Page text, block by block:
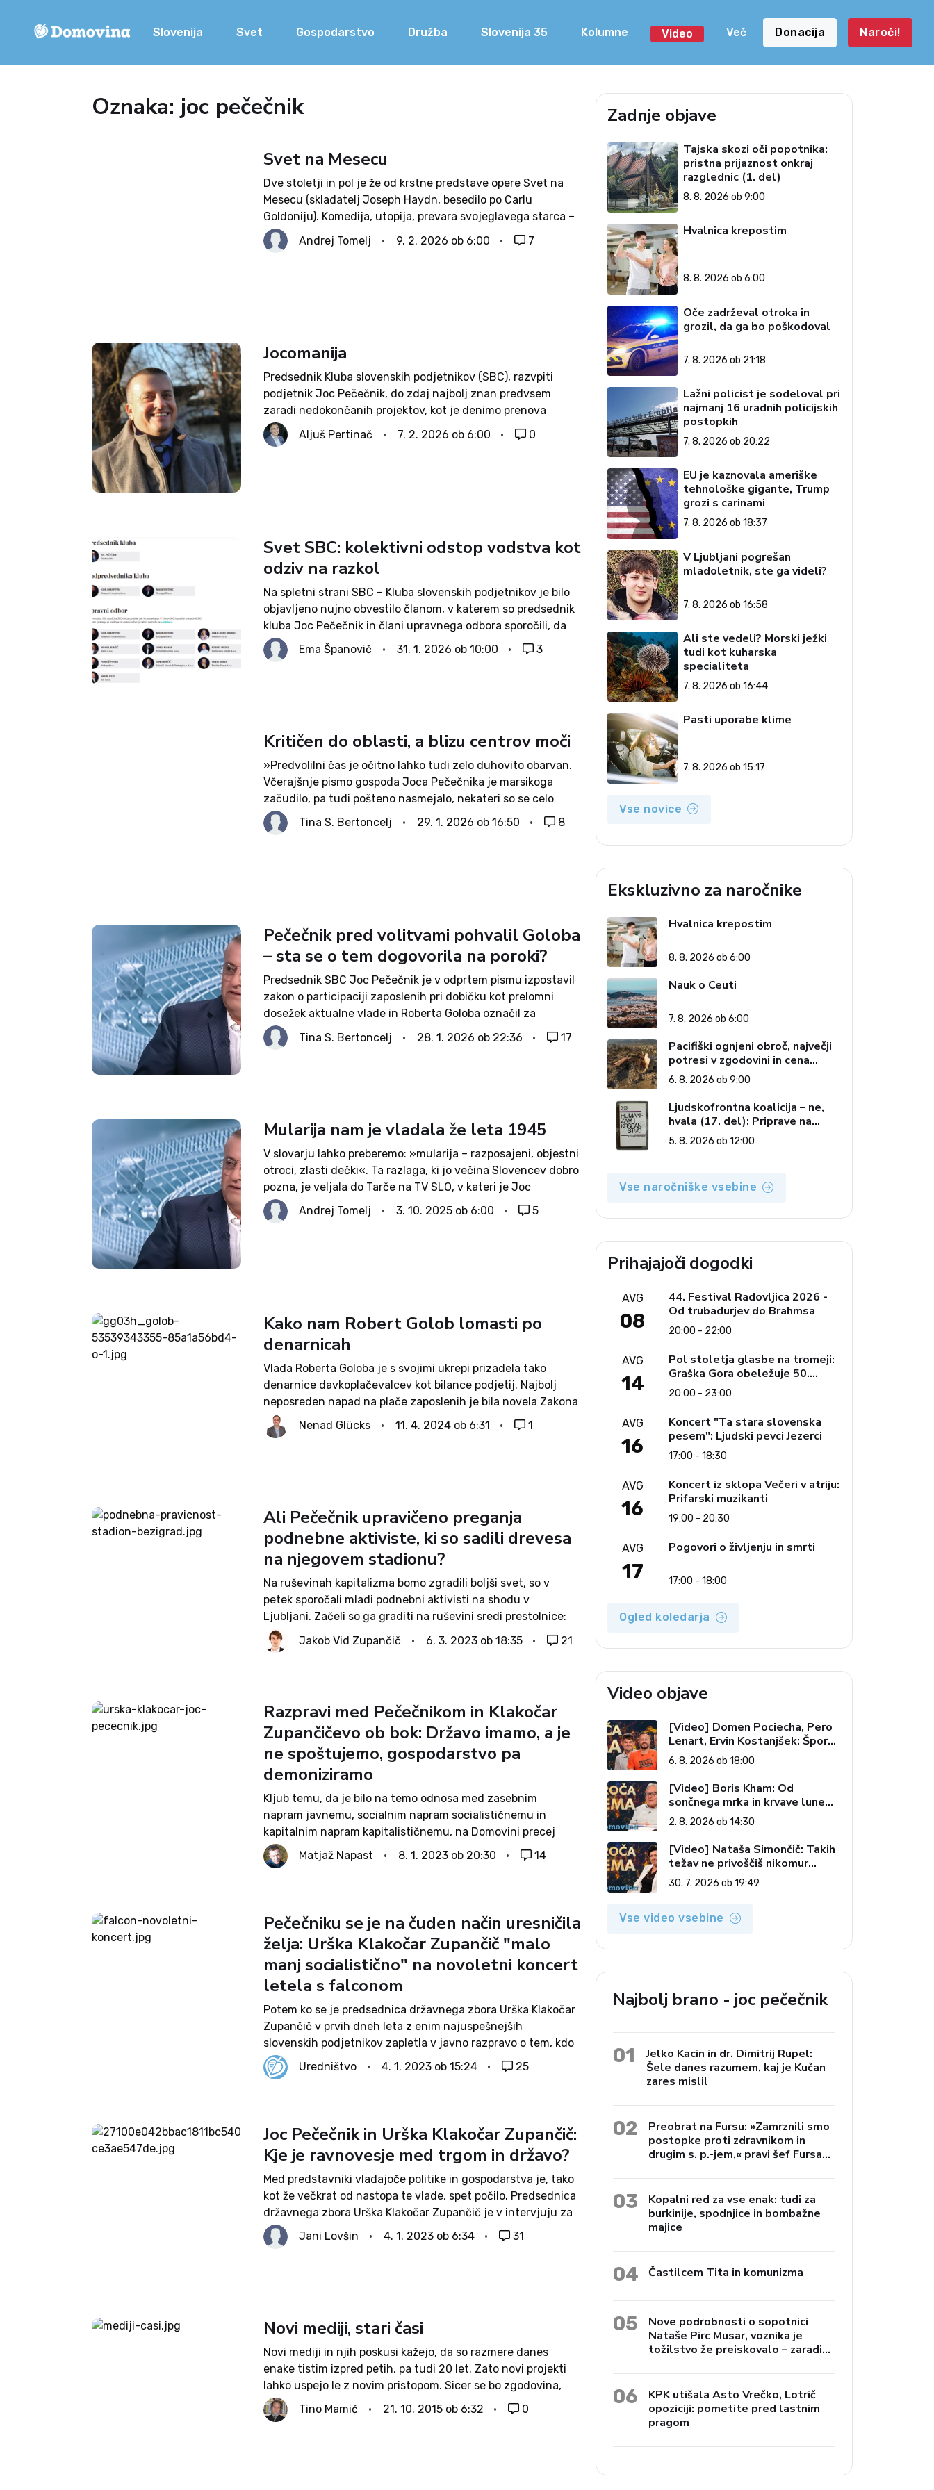
Slovenija Svet Gospodarstvo Družba Slovenija 35 Kolumne Video Več Donacija Naroči!
Oznaka: joc pečečnik
Svet na Mesecu
Dve stoletji in pol je že od krstne predstave opere Svet na
Mesecu (skladatelj Joseph Haydn, besedilo po Carlu
Goldoniju). Komedija, utopija, prevara svojeglavega starca –
kaj drugega lahko pričakujemo od v Benetkah rojenega
komediografa? V ljubljanski Operi so prikupno...
Andrej Tomelj 9. 2. 2026 ob 6:00 7
Jocomanija
Predsednik Kluba slovenskih podjetnikov (SBC), razvpiti
podjetnik Joc Pečečnik, do zdaj najbolj znan predvsem
zaradi nedokončanih projektov, kot je denimo prenova
propadlega bežigrajskega nogometnega stadiona, je dvignil
nemalo prahu, ko je objavil javno pismo, v katerem je zapisal:
Aljuš Pertinač 7. 2. 2026 ob 6:00 0
Svet SBC: kolektivni odstop vodstva kot
odziv na razkol
Na spletni strani SBC – Kluba slovenskih podjetnikov je bilo
objavljeno nujno obvestilo članom, v katerem so predsednik
kluba Joc Pečečnik in člani upravnega odbora sporočili, da
so z današnjim dnem odstopili s svojih funkcij. Gre za eno
najresnejših kriz...
Ema Španovič 31. 1. 2026 ob 10:00 3
Kritičen do oblasti, a blizu centrov moči
»Predvolilni čas je očitno lahko tudi zelo duhovito obarvan.
Včerajšnje pismo gospoda Joca Pečečnika je marsikoga
začudilo, pa tudi pošteno nasmejalo, nekateri so se celo
spraševali, ali je pisanje morda prvoaprilska šala,« so zapisali
v Gospodarski zbornici Slovenije (GZS) in...
Tina S. Bertoncelj 29. 1. 2026 ob 16:50 8
Pečečnik pred volitvami pohvalil Goloba
– sta se o tem dogovorila na poroki?
Predsednik SBC Joc Pečečnik je v odprtem pismu izpostavil
zakon o participaciji zaposlenih pri dobičku kot prelomni
dosežek aktualne vlade in Roberta Goloba označil za
predsednika vlade, ki je na tem področju po dveh desetletjih
obljub končno naredil korak naprej....
Tina S. Bertoncelj 28. 1. 2026 ob 22:36 17
Mularija nam je vladala že leta 1945
V slovarju lahko preberemo: »mularija – razposajeni, objestni
otroci, zlasti dečki«. Ta razlaga, ki jo večina Slovencev dobro
pozna, je veljala do Tarče na TV SLO, v kateri je Joc
Pečečnik pomen besede razširil od razposajenih dečkov na
politike –...
Andrej Tomelj 3. 10. 2025 ob 6:00 5
Kako nam Robert Golob lomasti po
denarnicah
Vlada Roberta Goloba je s svojimi ukrepi prizadela tako
denarnice davkoplačevalcev kot bilance podjetij. Najbolj
neposreden napad na plače zaposlenih je bila novela Zakona
o dohodnini, ki jo je vladajoča koalicija sprejela konec leta
2022. Z njo je odpravila ureditev...
Nenad Glücks 11. 4. 2024 ob 6:31 1
Ali Pečečnik upravičeno preganja
podnebne aktiviste, ki so sadili drevesa
na njegovem stadionu?
Na ruševinah kapitalizma bomo zgradili boljši svet, so v
petek sporočali mladi podnebni aktivisti na shodu v
Ljubljani. Začeli so ga graditi na ruševini sredi prestolnice:
Plečnikovem stadionu, ki zaradi spora z bližnjimi stanovalci
glede sosednje parcele ter še nekaterih...
Jakob Vid Zupančič 6. 3. 2023 ob 18:35 21
Razpravi med Pečečnikom in Klakočar
Zupančičevo ob bok: Državo imamo, a je
ne spoštujemo, gospodarstvo pa
demoniziramo
Kljub temu, da je bilo na temo odnosa med zasebnim
napram javnemu, socialnim napram socialističnemu in
kapitalnim napram kapitalističnemu, na Domovini precej
zapisanega (nazadnje članek Janija Lovšina), ostaja
dejstvo, da se premalo poudarja bistvo slovenskega
Matjaž Napast 8. 1. 2023 ob 20:30 14
Pečečniku se je na čuden način uresničila
želja: Urška Klakočar Zupančič "malo
manj socialistično" na novoletni koncert
letela s falconom
Potem ko se je predsednica državnega zbora Urška Klakočar
Zupančič v prvih dneh leta z enim najuspešnejših
slovenskih podjetnikov zapletla v javno razpravo o tem, kdo
razmišlja preveč kapitalistično, pa njeno ravnanje nič kaj ne
odraža social(istič)nega duha: pot na...
Uredništvo 4. 1. 2023 ob 15:24 25
Joc Pečečnik in Urška Klakočar Zupančič:
Kje je ravnovesje med trgom in državo?
Med predstavniki vladajoče politike in gospodarstva je, tako
kot že večkrat od nastopa te vlade, spet počilo. Predsednica
državnega zbora Urška Klakočar Zupančič je v intervjuju za
Siol dejala, da upa, “da bodo Joc Pečečnik in njemu podobni
začeli razmišljati...
Jani Lovšin 4. 1. 2023 ob 6:34 31
Novi mediji, stari časi
Novi mediji in njih poskusi kažejo, da so razmere danes
enake tistim izpred petih, pa tudi 20 let. Zato novi projekti
lahko uspejo le z novim pristopom. Sicer se bo zgodovina,
kot ničkolikokrat doslej, ponovila. Največji premik je obetal
medijski...
Tino Mamić 21. 10. 2015 ob 6:32 0
Zadnje objave
Tajska skozi oči popotnika:
pristna prijaznost onkraj
razglednic (1. del)
8. 8. 2026 ob 9:00
Hvalnica krepostim
8. 8. 2026 ob 6:00
Oče zadrževal otroka in
grozil, da ga bo poškodoval
7. 8. 2026 ob 21:18
Lažni policist je sodeloval pri
najmanj 16 uradnih policijskih
postopkih
7. 8. 2026 ob 20:22
EU je kaznovala ameriške
tehnološke gigante, Trump
grozi s carinami
7. 8. 2026 ob 18:37
V Ljubljani pogrešan
mladoletnik, ste ga videli?
7. 8. 2026 ob 16:58
Ali ste vedeli? Morski ježki
tudi kot kuharska
specialiteta
7. 8. 2026 ob 16:44
Pasti uporabe klime
7. 8. 2026 ob 15:17
Vse novice
Ekskluzivno za naročnike
Hvalnica krepostim
8. 8. 2026 ob 6:00
Nauk o Ceuti
7. 8. 2026 ob 6:00
Pacifiški ognjeni obroč, največji
potresi v zgodovini in cena
pozabe
6. 8. 2026 ob 9:00
Ljudskofrontna koalicija – ne,
hvala (17. del): Priprave na
sestop z oblasti – dvorska
opozicija 6: Gramsci na delu:
5. 8. 2026 ob 12:00
Vse naročniške vsebine
Prihajajoči dogodki
AVG
08
44. Festival Radovljica 2026 -
Od trubadurjev do Brahmsa
20:00 - 22:00
AVG
14
Pol stoletja glasbe na tromeji:
Graška Gora obeležuje 50.
jubilejni festival narodno-
zabavne glasbe
20:00 - 23:00
AVG
16
Koncert "Ta stara slovenska
pesem": Ljudski pevci Jezerci
17:00 - 18:30
AVG
16
Koncert iz sklopa Večeri v atriju:
Prifarski muzikanti
19:00 - 20:30
AVG
17
Pogovori o življenju in smrti
17:00 - 18:00
Ogled koledarja
Video objave
[Video] Domen Pociecha, Pero
Lenart, Ervin Kostanjšek: Šport
specialcev (Vroča tema, 6. 8.
2026)
6. 8. 2026 ob 18:00
[Video] Boris Kham: Od
sončnega mrka in krvave lune
do slovenskih pečatov v vesolju
(Vroča tema, 2. 8. 2026)
2. 8. 2026 ob 14:30
[Video] Nataša Simončič: Takih
težav ne privoščiš nikomur
(Vroča tema, 30. 7. 2026)
30. 7. 2026 ob 19:49
Vse video vsebine
Najbolj brano - joc pečečnik
01
Jelko Kacin in dr. Dimitrij Rupel:
Šele danes razumem, kaj je Kučan
zares mislil
02
Preobrat na Fursu: »Zamrznili smo
postopke proti zdravnikom in
drugim s. p.-jem,« pravi šef Fursa
03
Kopalni red za vse enak: tudi za
burkinije, spodnjice in bombažne
majice
04 Častilcem Tita in komunizma
05
Nove podrobnosti o sopotnici
Nataše Pirc Musar, voznika je
tožilstvo že preiskovalo – zaradi
06
KPK utišala Asto Vrečko, Lotrič
opoziciji: pometite pred lastnim
pragom